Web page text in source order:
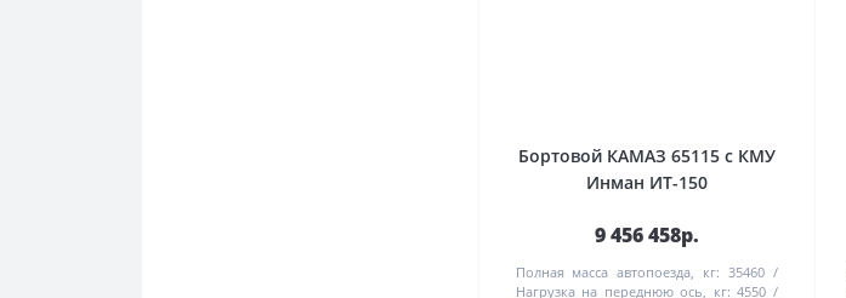
Бортовой КАМАЗ 65115 с КМУ
Инман ИТ-150
9 456 458р.
Полная масса автопоезда, кг: 35460
Нагрузка на переднюю ось, кг: 4550